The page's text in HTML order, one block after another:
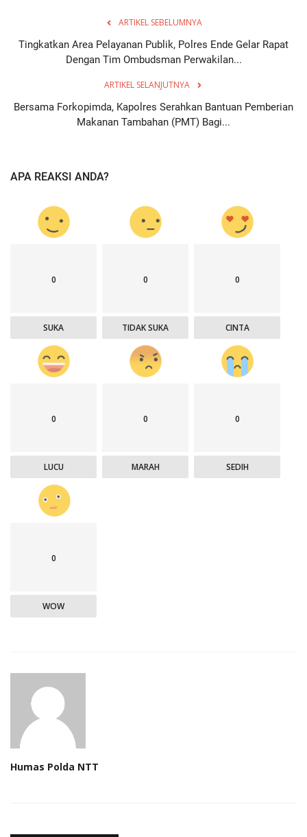
ARTIKEL SEBELUMNYA
Tingkatkan Area Pelayanan Publik, Polres Ende Gelar Rapat
Dengan Tim Ombudsman Perwakilan...
ARTIKEL SELANJUTNYA
Bersama Forkopimda, Kapolres Serahkan Bantuan Pemberian
Makanan Tambahan (PMT) Bagi...
APA REAKSI ANDA?
0
SUKA
0
TIDAK SUKA
0
CINTA
0
LUCU
0
MARAH
0
SEDIH
0
WOW
Humas Polda NTT